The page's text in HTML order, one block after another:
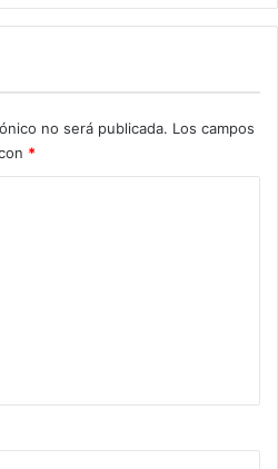
no será publicada. Los campos
*